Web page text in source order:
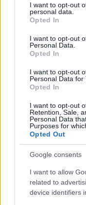
not limited to your
grant or deny consent
use your data for
consent section.
I want to opt-out
personal data.
Opted In
I want to opt-out
Personal Data.
Opted In
I want to opt-out
Personal Data for
Opted In
I want to opt-out
Retention, Sale,
Personal Data
Purposes for
Opted Out
Google consents
I want to allow
related to
device identifiers
feladataikat? Hétfőn
2022. november 9. 21:40
Fördős Zé: Nem
életveszélyes